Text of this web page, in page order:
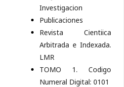
Investigacion
Publicaciones
Revista Cientiica
Arbitrada e Indexada.
LMR
TOMO 1. Codigo
Numeral Digital: 0101